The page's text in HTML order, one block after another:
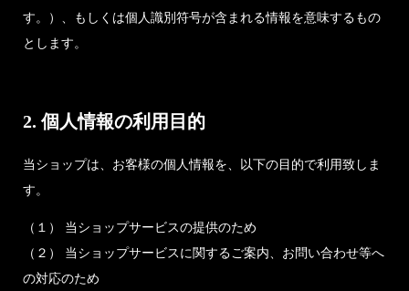
す。）、もしくは個人識別符号が含まれる情報を意味するもの
とします。
2. 個人情報の利用目的
当ショップは、お客様の個人情報を、以下の目的で利用致しま
す。
（１） 当ショップサービスの提供のため
（２） 当ショップサービスに関するご案内、お問い合わせ等へ
の対応のため